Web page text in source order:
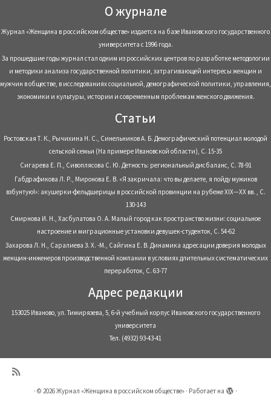
О журнале
Журнал «Женщина в российском обществе» издается на базе Ивановского государственного
университета с 1996 года.
За прошедшие годы журнал стал одним из российских центров по разработке методологии
и методики анализа государственной политики, затрагивающей интересы женщин и
мужчин в обществе, в исследованиях социальной, демографической политики, управления,
экономики и культуры, истории и современным проблемам женского движения.
Статьи
Ростовская Т. К., Рычихина Н. С., Синельников А. Б. Демографический потенциал молодой
сельской семьи (На примере Ивановской области), С. 15-35
Сигарева Е. П., Сивоплясова С. Ю. Детность: региональный дисбаланс, С. 78-91
Габдрафикова Л. Р., Миронова Е. В. «Я закричала: что вы делаете, я пойду мужиков
взбунтую!»: акушерки-фельдшерицы в российской провинции на рубеже XIX—XX вв. , С.
130-143
Смирнова И. Н., Хасбулатова О. А. Малый город как пространство жизни: социальное
настроение и миграционные установки девушек-студенток, С. 54-62
Захарова Л. Н., Саралиева З. Х. -М., Сайгина Е. В. Динамика адресации доверия молодых
женщин-инженеров производственной компании в условиях длительных систематических
переработок, С. 63-77
Адрес редакции
153025 Иваново, ул. Тимирязева, 5, 6-й учебный корпус Ивановского государственного
университета
Тел. (4932) 93-43-41
· © 2026Журнал «Женщина в российском обществе» · Работает на ·